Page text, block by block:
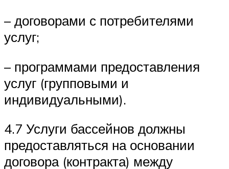
– договорами с потребителями
услуг;
– программами предоставления
услуг (групповыми и
индивидуальными).
4.7 Услуги бассейнов должны
предоставляться на основании
договора (контракта) между